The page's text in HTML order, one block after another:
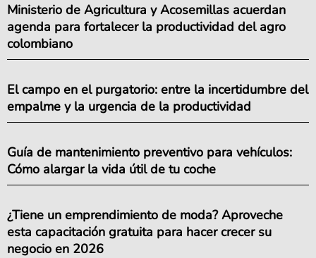
Ministerio de Agricultura y Acosemillas acuerdan
agenda para fortalecer la productividad del agro
colombiano
El campo en el purgatorio: entre la incertidumbre del
empalme y la urgencia de la productividad
Guía de mantenimiento preventivo para vehículos:
Cómo alargar la vida útil de tu coche
¿Tiene un emprendimiento de moda? Aproveche
esta capacitación gratuita para hacer crecer su
negocio en 2026